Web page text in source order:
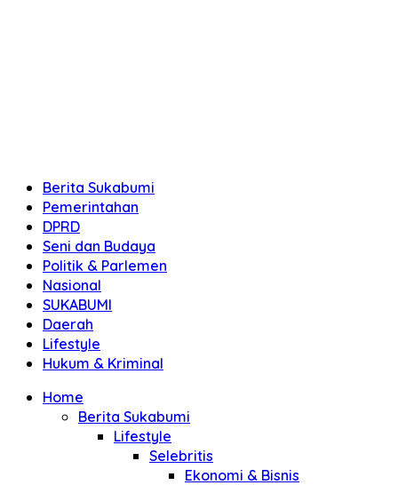
Berita Sukabumi
Pemerintahan
DPRD
Seni dan Budaya
Politik & Parlemen
Nasional
SUKABUMI
Daerah
Lifestyle
Hukum & Kriminal
Home
Berita Sukabumi
Lifestyle
Selebritis
Ekonomi & Bisnis